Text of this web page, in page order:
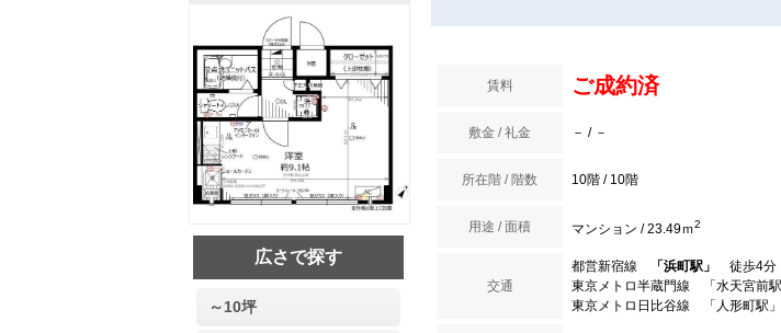
賃料 ご成約済
敷金 / 礼金 － / －
所在階 / 階数 10階 / 10階
用途 / 面積 マンション / 23.49ｍ2
交通
都営新宿線 「浜町駅」
徒歩4分
東京メトロ半蔵門線 「水天宮前
東京メトロ日比谷線 「人形町駅
広さで探す
～10坪